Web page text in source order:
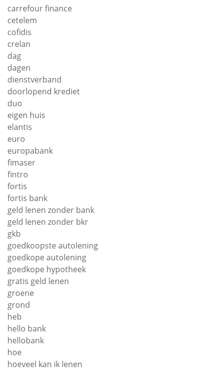
carrefour finance
cetelem
cofidis
crelan
dag
dagen
dienstverband
doorlopend krediet
duo
eigen huis
elantis
euro
europabank
fimaser
fintro
fortis
fortis bank
geld lenen zonder bank
geld lenen zonder bkr
gkb
goedkoopste autolening
goedkope autolening
goedkope hypotheek
gratis geld lenen
groene
grond
heb
hello bank
hellobank
hoe
hoeveel kan ik lenen